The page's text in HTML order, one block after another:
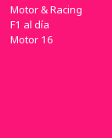
Motor & Racing
F1 al día
Motor 16